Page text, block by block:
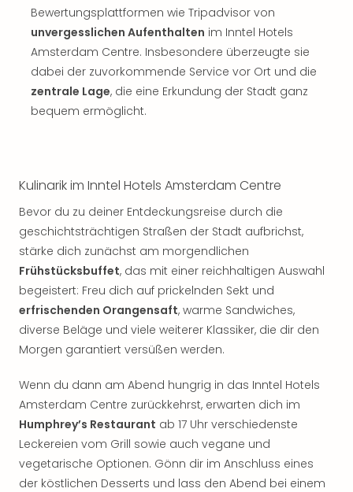
Bewertungsplattformen wie Tripadvisor von
unvergesslichen Aufenthalten im Inntel Hotels
Amsterdam Centre. Insbesondere überzeugte sie
dabei der zuvorkommende Service vor Ort und die
zentrale Lage, die eine Erkundung der Stadt ganz
bequem ermöglicht.
Kulinarik im Inntel Hotels Amsterdam Centre
Bevor du zu deiner Entdeckungsreise durch die
geschichtsträchtigen Straßen der Stadt aufbrichst,
stärke dich zunächst am morgendlichen
Frühstücksbuffet, das mit einer reichhaltigen Auswahl
begeistert: Freu dich auf prickelnden Sekt und
erfrischenden Orangensaft, warme Sandwiches,
diverse Beläge und viele weiterer Klassiker, die dir den
Morgen garantiert versüßen werden.
Wenn du dann am Abend hungrig in das Inntel Hotels
Amsterdam Centre zurückkehrst, erwarten dich im
Humphrey’s Restaurant ab 17 Uhr verschiedenste
Leckereien vom Grill sowie auch vegane und
vegetarische Optionen. Gönn dir im Anschluss eines
der köstlichen Desserts und lass den Abend bei einem